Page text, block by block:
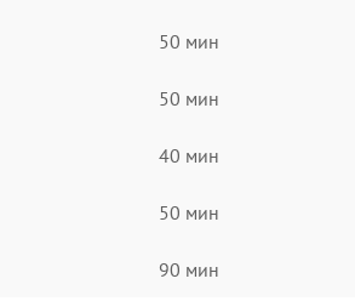
50 мин
50 мин
40 мин
50 мин
90 мин